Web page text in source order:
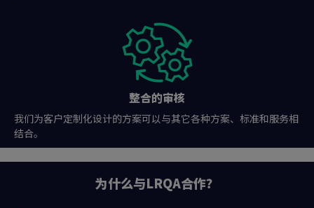
整合的审核
我们为客户定制化设计的方案可以与其它各种方案、标准和服务相
结合。
为什么与LRQA合作？